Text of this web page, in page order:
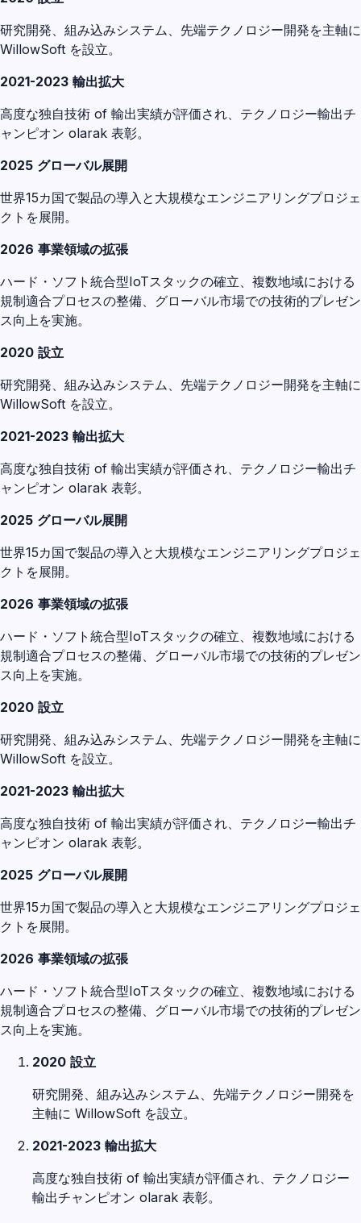
研究開発、組み込みシステム、先端テクノロジー開発を主軸に
WillowSoft を設立。
2021-2023 輸出拡大
高度な独自技術 of 輸出実績が評価され、テクノロジー輸出チ
ャンピオン olarak 表彰。
2025 グローバル展開
世界15カ国で製品の導入と大規模なエンジニアリングプロジェ
クトを展開。
2026 事業領域の拡張
ハード・ソフト統合型IoTスタックの確立、複数地域における
規制適合プロセスの整備、グローバル市場での技術的プレゼン
ス向上を実施。
2020 設立
研究開発、組み込みシステム、先端テクノロジー開発を主軸に
WillowSoft を設立。
2021-2023 輸出拡大
高度な独自技術 of 輸出実績が評価され、テクノロジー輸出チ
ャンピオン olarak 表彰。
2025 グローバル展開
世界15カ国で製品の導入と大規模なエンジニアリングプロジェ
クトを展開。
2026 事業領域の拡張
ハード・ソフト統合型IoTスタックの確立、複数地域における
規制適合プロセスの整備、グローバル市場での技術的プレゼン
ス向上を実施。
2020 設立
研究開発、組み込みシステム、先端テクノロジー開発を主軸に
WillowSoft を設立。
2021-2023 輸出拡大
高度な独自技術 of 輸出実績が評価され、テクノロジー輸出チ
ャンピオン olarak 表彰。
2025 グローバル展開
世界15カ国で製品の導入と大規模なエンジニアリングプロジェ
クトを展開。
2026 事業領域の拡張
ハード・ソフト統合型IoTスタックの確立、複数地域における
規制適合プロセスの整備、グローバル市場での技術的プレゼン
ス向上を実施。
2020 設立
研究開発、組み込みシステム、先端テクノロジー開発を
主軸に WillowSoft を設立。
2021-2023 輸出拡大
高度な独自技術 of 輸出実績が評価され、テクノロジー
輸出チャンピオン olarak 表彰。